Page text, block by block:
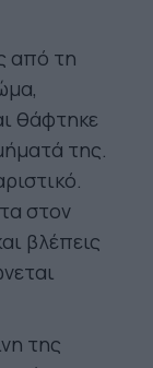
από τη
θάφτηκε
της.
στον
βλέπεις
της